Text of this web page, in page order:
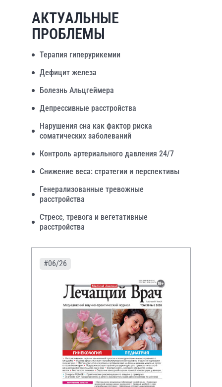
АКТУАЛЬНЫЕ
ПРОБЛЕМЫ
Терапия гиперурикемии
Дефицит железа
Болезнь Альцгеймера
Депрессивные расстройства
Нарушения сна как фактор риска
соматических заболеваний
Контроль артериального давления 24/7
Снижение веса: стратегии и перспективы
Генерализованные тревожные
расстройства
Стресс, тревога и вегетативные
расстройства
#06/26